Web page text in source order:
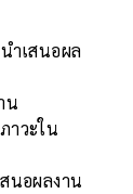
ำเสนอผล
น
าวะใน
นอผลงาน